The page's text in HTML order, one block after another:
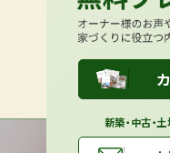
新築・中古・